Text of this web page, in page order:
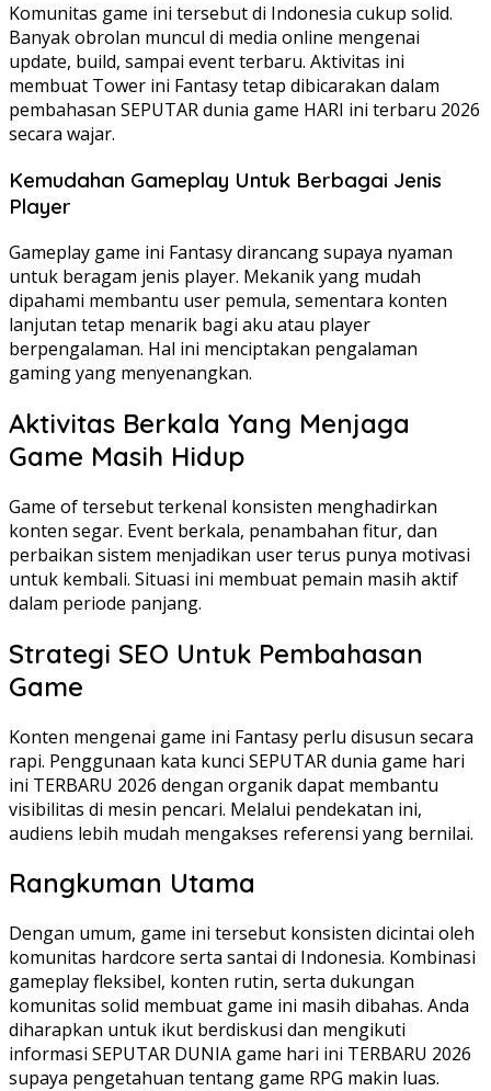
Komunitas game ini tersebut di Indonesia cukup solid.
Banyak obrolan muncul di media online mengenai
update, build, sampai event terbaru. Aktivitas ini
membuat Tower ini Fantasy tetap dibicarakan dalam
pembahasan SEPUTAR dunia game HARI ini terbaru 2026
secara wajar.
Kemudahan Gameplay Untuk Berbagai Jenis
Player
Gameplay game ini Fantasy dirancang supaya nyaman
untuk beragam jenis player. Mekanik yang mudah
dipahami membantu user pemula, sementara konten
lanjutan tetap menarik bagi aku atau player
berpengalaman. Hal ini menciptakan pengalaman
gaming yang menyenangkan.
Aktivitas Berkala Yang Menjaga
Game Masih Hidup
Game of tersebut terkenal konsisten menghadirkan
konten segar. Event berkala, penambahan fitur, dan
perbaikan sistem menjadikan user terus punya motivasi
untuk kembali. Situasi ini membuat pemain masih aktif
dalam periode panjang.
Strategi SEO Untuk Pembahasan
Game
Konten mengenai game ini Fantasy perlu disusun secara
rapi. Penggunaan kata kunci SEPUTAR dunia game hari
ini TERBARU 2026 dengan organik dapat membantu
visibilitas di mesin pencari. Melalui pendekatan ini,
audiens lebih mudah mengakses referensi yang bernilai.
Rangkuman Utama
Dengan umum, game ini tersebut konsisten dicintai oleh
komunitas hardcore serta santai di Indonesia. Kombinasi
gameplay fleksibel, konten rutin, serta dukungan
komunitas solid membuat game ini masih dibahas. Anda
diharapkan untuk ikut berdiskusi dan mengikuti
informasi SEPUTAR DUNIA game hari ini TERBARU 2026
supaya pengetahuan tentang game RPG makin luas.